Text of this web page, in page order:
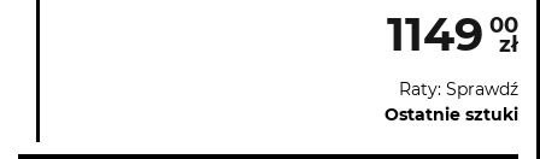
1149 00
zł
Raty: Sprawdź
Ostatnie sztuki